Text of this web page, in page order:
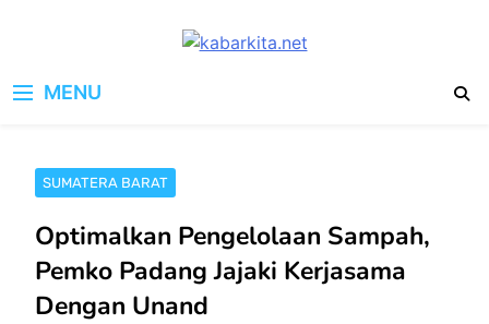
MENU
SUMATERA BARAT
Optimalkan Pengelolaan Sampah,
Pemko Padang Jajaki Kerjasama
Dengan Unand